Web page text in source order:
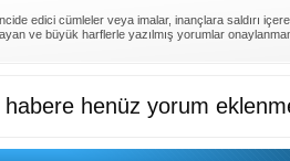
edici cümleler veya imalar, inançlara saldırı
ve büyük harflerle yazılmış yorumlar
habere henüz yorum